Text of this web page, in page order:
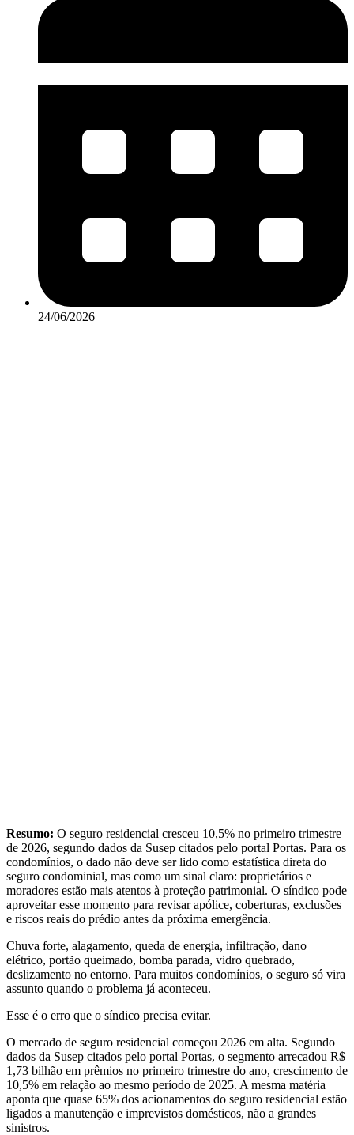
24/06/2026
Resumo: O seguro residencial cresceu 10,5% no primeiro trimestre
de 2026, segundo dados da Susep citados pelo portal Portas. Para os
condomínios, o dado não deve ser lido como estatística direta do
seguro condominial, mas como um sinal claro: proprietários e
moradores estão mais atentos à proteção patrimonial. O síndico pode
aproveitar esse momento para revisar apólice, coberturas, exclusões
e riscos reais do prédio antes da próxima emergência.
Chuva forte, alagamento, queda de energia, infiltração, dano
elétrico, portão queimado, bomba parada, vidro quebrado,
deslizamento no entorno. Para muitos condomínios, o seguro só vira
assunto quando o problema já aconteceu.
Esse é o erro que o síndico precisa evitar.
O mercado de seguro residencial começou 2026 em alta. Segundo
dados da Susep citados pelo portal Portas, o segmento arrecadou R$
1,73 bilhão em prêmios no primeiro trimestre do ano, crescimento de
10,5% em relação ao mesmo período de 2025. A mesma matéria
aponta que quase 65% dos acionamentos do seguro residencial estão
ligados a manutenção e imprevistos domésticos, não a grandes
sinistros.